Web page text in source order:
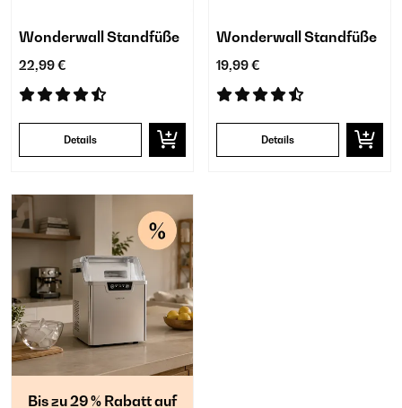
Wonderwall Standfüße
22,99 €
Details
Wonderwall Standfüße
19,99 €
Details
Bis zu 29 % Rabatt auf